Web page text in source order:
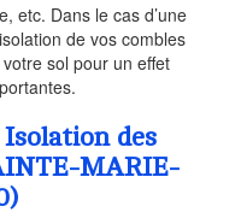
etc. Dans le cas d’une
de vos combles
sol pour un effet
des
MARIE-